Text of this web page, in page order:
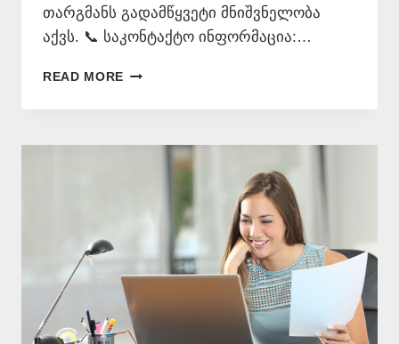
თარგმანს გადამწყვეტი მნიშვნელობა
აქვს. 📞 საკონტაქტო ინფორმაცია:…
READ MORE ᲞᲝᲠᲢᲣᲒᲐᲚᲘᲣᲠᲘ
ᲗᲐᲠᲯᲘᲛᲐᲜᲘ
577